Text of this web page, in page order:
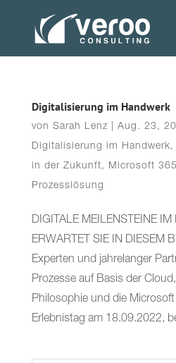
Digitalisierung im Handwerk
von Sarah Lenz| Aug. 23,
Digitalisierung im Handwerk,
in der Zukunft, Microsoft 365
Prozesslösung
DIGITALE MEILENSTEINE
ERWARTET SIE IN DIESEM
Experten und jahrelanger
Prozesse auf Basis der
Philosophie und die
Erlebnistag am 18.09.2022,